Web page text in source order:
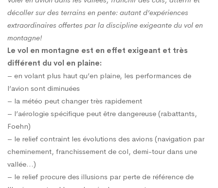
décoller sur des terrains en pente: autant d’expériences
extraordinaires offertes par la discipline exigeante du vol en
montagne!
Le vol en montagne est en effet exigeant et très
différent du vol en plaine:
– en volant plus haut qu’en plaine, les performances de
l’avion sont diminuées
– la météo peut changer très rapidement
– l’aérologie spécifique peut être dangereuse (rabattants,
Foehn)
– le relief contraint les évolutions des avions (navigation par
cheminement, franchissement de col, demi-tour dans une
vallée…)
– le relief procure des illusions par perte de référence de